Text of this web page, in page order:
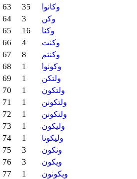
63 35 وكانوا
64 3 وكن
65 16 وكنا
66 4 وكنت
67 8 وكنتم
68 1 وكونوا
69 1 ولتكن
70 1 ولتكون
71 1 ولتكونن
72 1 ولنكونن
73 1 وليكون
74 1 وليكونا
75 3 ونكون
76 3 ويكون
77 1 ويكونون